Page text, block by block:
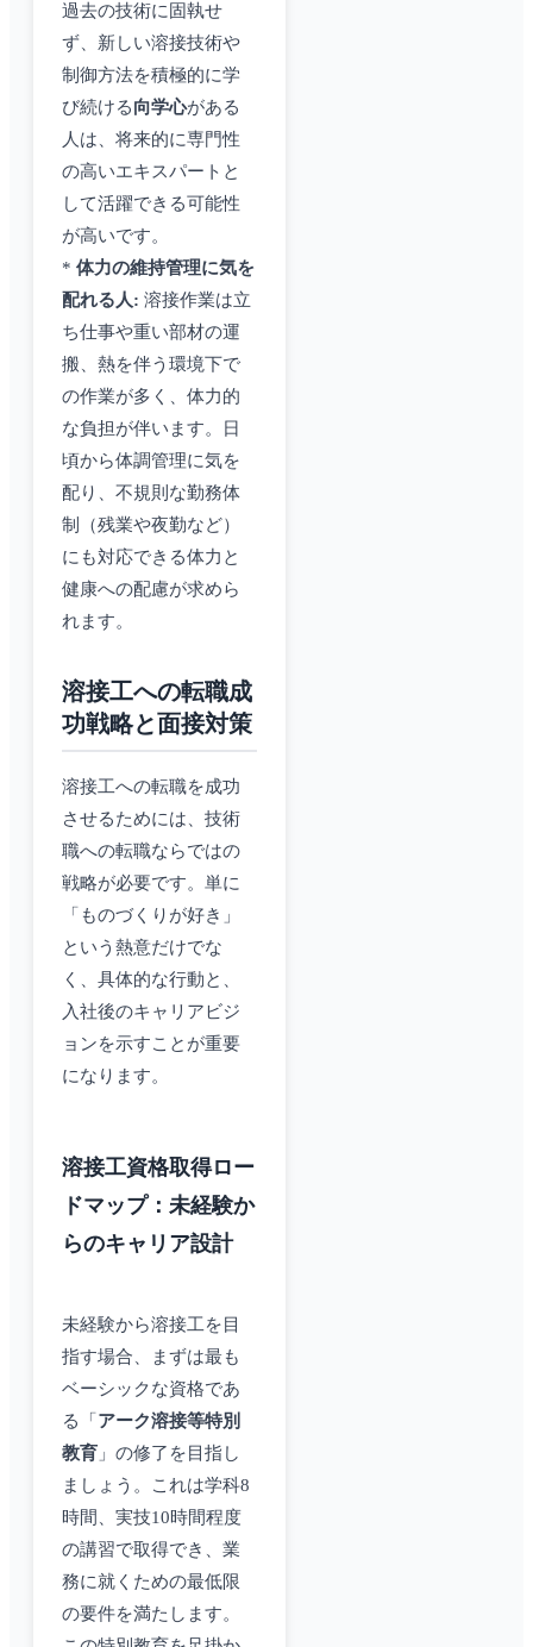
過去の技術に固執せ
ず、新しい溶接技術や
制御方法を積極的に学
び続ける向学心がある
人は、将来的に専門性
の高いエキスパートと
して活躍できる可能性
が高いです。
* 体力の維持管理に気を
配れる人: 溶接作業は立
ち仕事や重い部材の運
搬、熱を伴う環境下で
の作業が多く、体力的
な負担が伴います。日
頃から体調管理に気を
配り、不規則な勤務体
制（残業や夜勤など）
にも対応できる体力と
健康への配慮が求めら
れます。
溶接工への転職成
功戦略と面接対策
溶接工への転職を成功
させるためには、技術
職への転職ならではの
戦略が必要です。単に
「ものづくりが好き」
という熱意だけでな
く、具体的な行動と、
入社後のキャリアビジ
ョンを示すことが重要
になります。
溶接工資格取得ロー
ドマップ：未経験か
らのキャリア設計
未経験から溶接工を目
指す場合、まずは最も
ベーシックな資格であ
る「 アーク溶接等特別
教育 」の修了を目指し
ましょう。これは学科8
時間、実技10時間程度
の講習で取得でき、業
務に就くための最低限
の要件を満たします。